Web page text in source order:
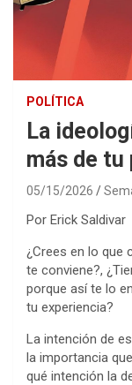
POLÍTICA
La
más de tu
05/15/2026
Por Erick Saldivar
¿Crees en lo que
te conviene?,
porque así te lo
tu experiencia?
La intención de
la importancia
qué intención la